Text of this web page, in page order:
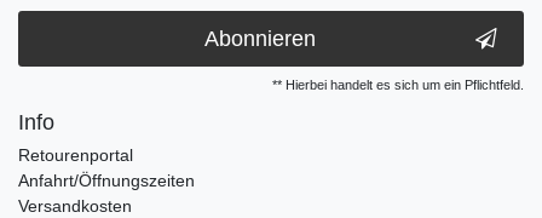
Abonnieren
** Hierbei handelt es sich um ein Pflichtfeld.
Info
Retourenportal
Anfahrt/Öffnungszeiten
Versandkosten